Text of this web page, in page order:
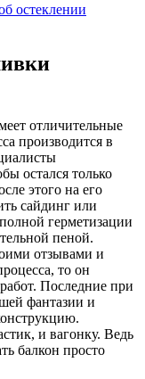
остеклении
отличительные
производится в
остался только
этого на его
сайдинг или
герметизации
пеной.
отзывами и
то он
Последние при
фантазии и
и вагонку. Ведь
балкон просто